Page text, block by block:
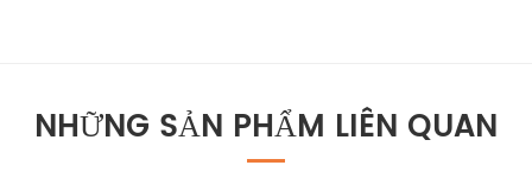
NHỮNG SẢN PHẨM LIÊN QUAN